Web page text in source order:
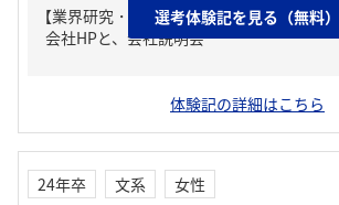
【業界研究・企業研究はどんな風にしまし
会社HPと、会社説明会
選考体験記を見る（無料）
体験記の詳細はこちら
24年卒 文系
女性